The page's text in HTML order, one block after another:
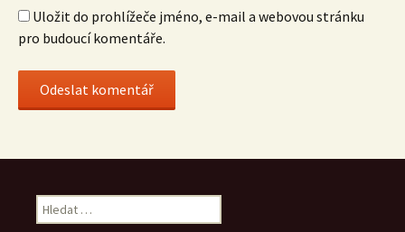
Uložit do prohlížeče jméno, e-mail a webovou stránku
pro budoucí komentáře.
Vyhledávání